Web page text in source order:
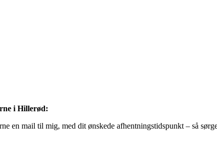
i Hillerød:
en mail til mig, med dit ønskede afhentningstidspunkt – så